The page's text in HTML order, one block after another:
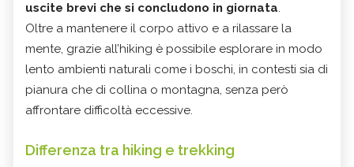
uscite brevi che si concludono in giornata.
Oltre a mantenere il corpo attivo e a rilassare la
mente, grazie all’hiking è possibile esplorare in modo
lento ambienti naturali come i boschi, in contesti sia di
pianura che di collina o montagna, senza però
affrontare difficoltà eccessive.
Differenza tra hiking e trekking